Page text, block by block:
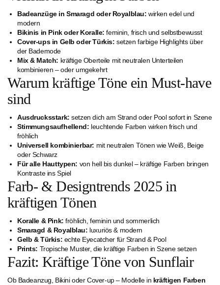
Badeanzüge in Smaragd oder Royalblau: wirken edel und
modern
Bikinis in Pink oder Koralle: feminin, frisch und selbstbewusst
Cover-ups in Gelb oder Türkis: setzen farbige Highlights über
der Bademode
Mix & Match: kräftige Oberteile mit neutralen Unterteilen
kombinieren – oder umgekehrt
Warum kräftige Töne ein Must-have
sind
Ausdrucksstark: setzen dich am Strand oder Pool sofort in Szene
Stimmungsaufhellend: leuchtende Farben wirken frisch und
fröhlich
Universell kombinierbar: mit neutralen Tönen wie Weiß, Beige
oder Schwarz
Für alle Hauttypen: von hell bis dunkel – kräftige Farben bringen
Kontraste ins Spiel
Farb- & Designtrends 2025 in
kräftigen Tönen
Koralle & Pink: fröhlich, feminin und sommerlich
Smaragd & Royalblau: luxuriös & modern
Gelb & Türkis: echte Eyecatcher für Strand & Pool
Prints: Tropische Muster, die kräftige Farben in Szene setzen
Fazit: Kräftige Töne von Sunflair
Ob Badeanzug, Bikini oder Cover-up – Modelle in kräftigen Farben